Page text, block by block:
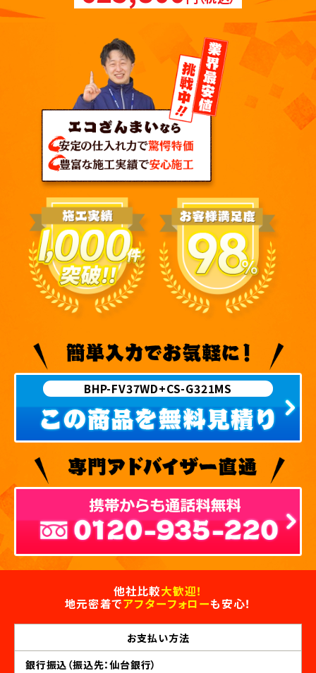
BHP-FV37WD+CS-G321MS
他社比較大歓迎！
地元密着でアフターフォローも安心！
お支払い方法
銀行振込（振込先：仙台銀行）